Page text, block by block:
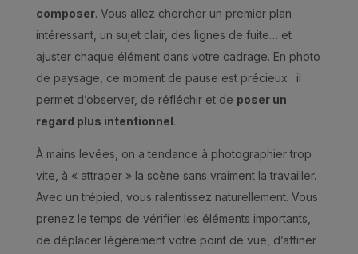
composer. Vous allez chercher un premier plan
intéressant, un sujet clair, des lignes de fuite… et
ajuster chaque élément dans votre cadrage. En photo
de paysage, ce moment de pause est précieux : il
permet d’observer, de réfléchir et de poser un
regard plus intentionnel.
À mains levées, on a tendance à photographier trop
vite, à « attraper » la scène sans vraiment la travailler.
Avec un trépied, vous ralentissez naturellement. Vous
prenez le temps de vérifier les éléments importants,
de déplacer légèrement votre point de vue, d’affiner